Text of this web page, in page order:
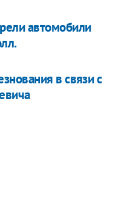
автомобили
в связи с